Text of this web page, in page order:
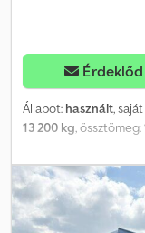
Állapot: használt,
13 200 kg, össztömeg:
02/2027, raktér
raktérmagasság:800
385/65R22.5, szín:
egyéb, vezetőfülke: